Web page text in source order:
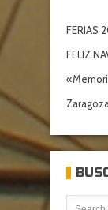
FERIAS
FELIZ